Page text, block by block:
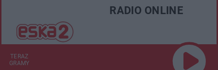
RADIO ONLINE
TERAZ
GRAMY